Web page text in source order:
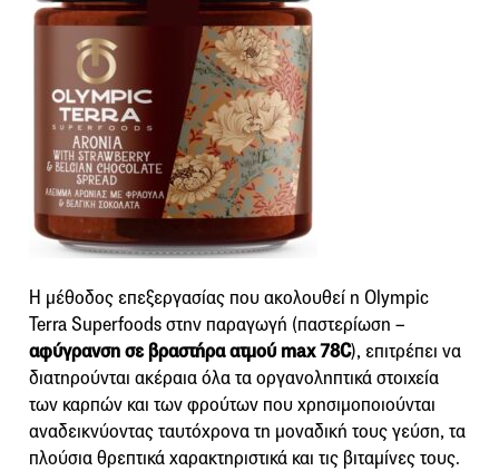
Η μέθοδος επεξεργασίας που ακολουθεί η Olympic
Terra Superfoods στην παραγωγή (παστερίωση –
αφύγρανση σε βραστήρα ατμού max 78C), επιτρέπει να
διατηρούνται ακέραια όλα τα οργανοληπτικά στοιχεία
των καρπών και των φρούτων που χρησιμοποιούνται
αναδεικνύοντας ταυτόχρονα τη μοναδική τους γεύση, τα
πλούσια θρεπτικά χαρακτηριστικά και τις βιταμίνες τους.